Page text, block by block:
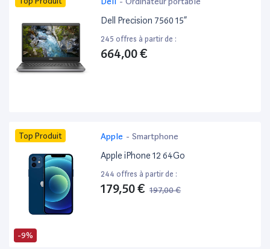
Dell Precision 7560 15”
245 offres à partir de :
664,00 €
-9%
Top Produit Apple - Smartphone
Apple iPhone 12 64Go
244 offres à partir de :
179,50 € 197,00 €